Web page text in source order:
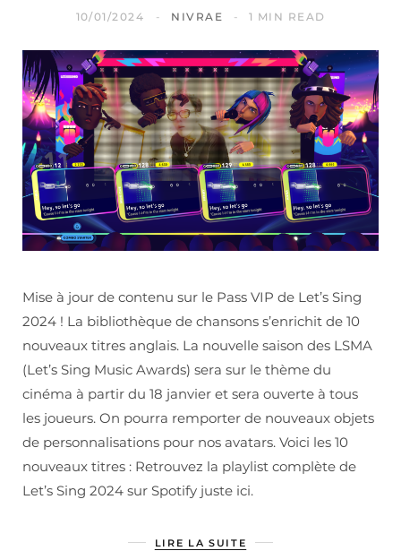
10/01/2024 NIVRAE 1 MIN READ
Mise à jour de contenu sur le Pass VIP de Let’s Sing
2024 ! La bibliothèque de chansons s’enrichit de 10
nouveaux titres anglais. La nouvelle saison des LSMA
(Let’s Sing Music Awards) sera sur le thème du
cinéma à partir du 18 janvier et sera ouverte à tous
les joueurs. On pourra remporter de nouveaux objets
de personnalisations pour nos avatars. Voici les 10
nouveaux titres : Retrouvez la playlist complète de
Let’s Sing 2024 sur Spotify juste ici.
LIRE LA SUITE